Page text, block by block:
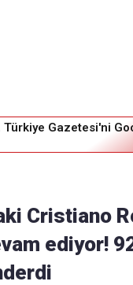
Türkiye Gazetesi'ni
Cristiano
ediyor!